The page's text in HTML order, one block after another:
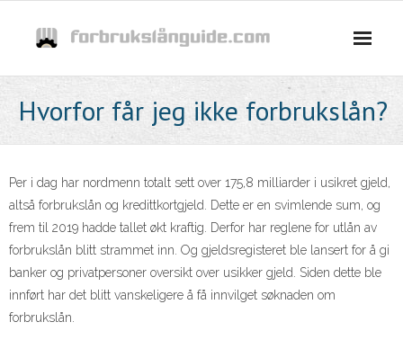
Hvorfor får jeg ikke forbrukslån?
Per i dag har nordmenn totalt sett over 175,8 milliarder i usikret gjeld,
altså forbrukslån og kredittkortgjeld. Dette er en svimlende sum, og
frem til 2019 hadde tallet økt kraftig. Derfor har reglene for utlån av
forbrukslån blitt strammet inn. Og gjeldsregisteret ble lansert for å gi
banker og privatpersoner oversikt over usikker gjeld. Siden dette ble
innført har det blitt vanskeligere å få innvilget søknaden om
forbrukslån.